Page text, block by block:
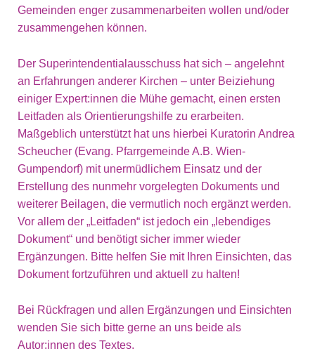
Gemeinden enger zusammenarbeiten wollen und/oder
zusammengehen können.
Der Superintendentialausschuss hat sich – angelehnt
an Erfahrungen anderer Kirchen – unter Beiziehung
einiger Expert:innen die Mühe gemacht, einen ersten
Leitfaden als Orientierungshilfe zu erarbeiten.
Maßgeblich unterstützt hat uns hierbei Kuratorin Andrea
Scheucher (Evang. Pfarrgemeinde A.B. Wien-
Gumpendorf) mit unermüdlichem Einsatz und der
Erstellung des nunmehr vorgelegten Dokuments und
weiterer Beilagen, die vermutlich noch ergänzt werden.
Vor allem der „Leitfaden“ ist jedoch ein „lebendiges
Dokument“ und benötigt sicher immer wieder
Ergänzungen. Bitte helfen Sie mit Ihren Einsichten, das
Dokument fortzuführen und aktuell zu halten!
Bei Rückfragen und allen Ergänzungen und Einsichten
wenden Sie sich bitte gerne an uns beide als
Autor:innen des Textes.